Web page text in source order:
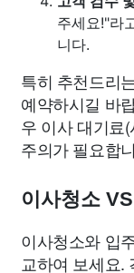
주세요!"라
니다.
특히 추천드리
예약하시길 바
우 이사 대기료
주의가 필요합
이사청소
이사청소와 입
교하여 보세요.